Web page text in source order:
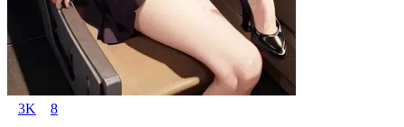
3K 8